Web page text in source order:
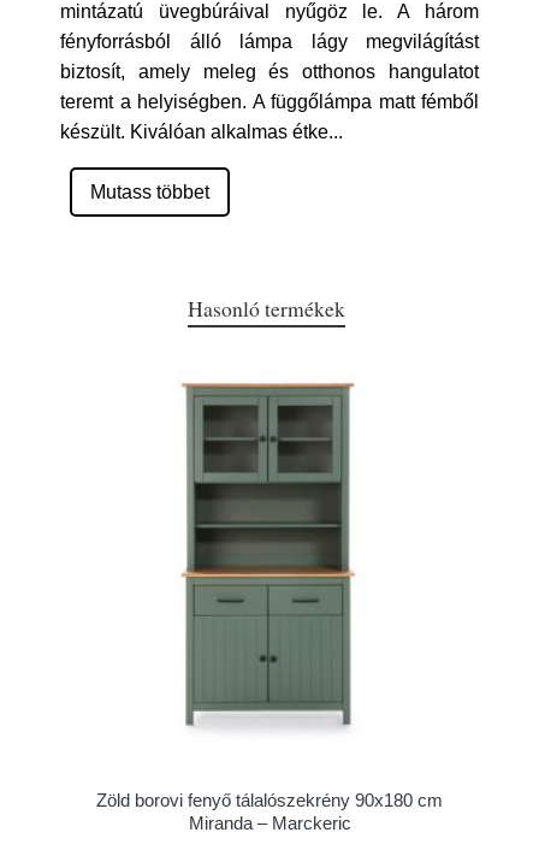
mintázatú üvegbúráival nyűgöz le. A három
fényforrásból álló lámpa lágy megvilágítást
biztosít, amely meleg és otthonos hangulatot
teremt a helyiségben. A függőlámpa matt fémből
készült. Kiválóan alkalmas étke...
Mutass többet
Hasonló termékek
Zöld borovi fenyő tálalószekrény 90x180 cm
Miranda – Marckeric